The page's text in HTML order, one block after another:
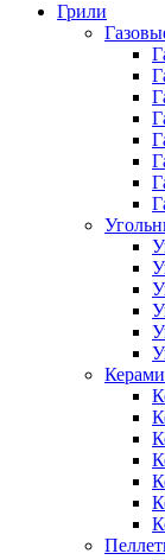
Грили